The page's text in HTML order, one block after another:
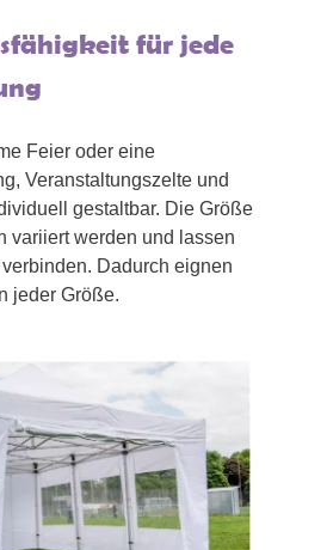
für jede
Feier oder eine
Veranstaltungszelte und
gestaltbar. Die Größe
variiert werden und lassen
Dadurch eignen
jeder Größe.